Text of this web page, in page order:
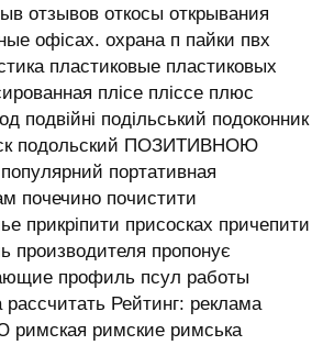
отзывов откосы открывания
офісах. охрана п пайки пвх
пластиковые пластиковых
плісе пліссе плюс
подвійні подільський подоконник
подольский ПОЗИТИВНОЮ
портативная
почечино почистити
прикріпити присосках причепити
производителя пропонує
профиль псул работы
Рейтинг: реклама
римские римська